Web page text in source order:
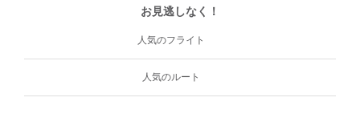
お見逃しなく！
人気のフライト
人気のルート